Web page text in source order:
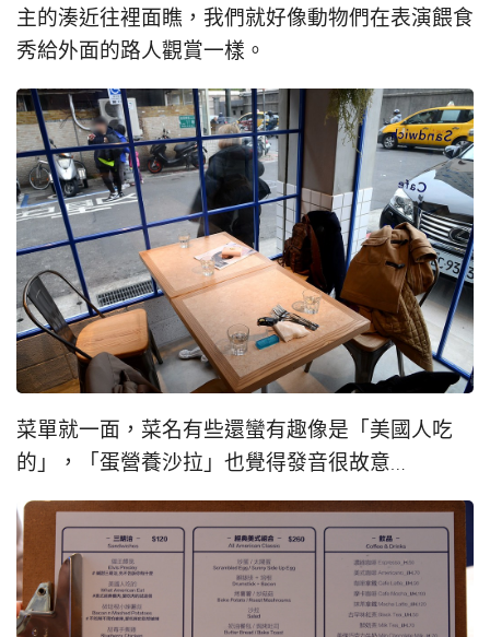
主的湊近往裡面瞧，我們就好像動物們在表演餵食
秀給外面的路人觀賞一樣。
菜單就一面，菜名有些還蠻有趣像是「美國人吃
的」，「蛋營養沙拉」也覺得發音很故意…